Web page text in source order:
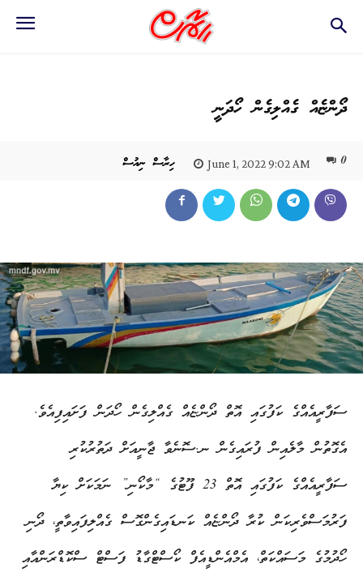
ދޯންޏެއް ގެއްލިގެން ހޯދަނީ
ހިރާސް ނިއުސް June 1, 2022 9:02 AM 0
ސަފާރީއެއްގެ ކަފުގައި އޮތް ދޯންޏެއް ގެއްލިގެން ހޯދަން ފަށައިފިއެވެ.
އެގޮތުން މާލެއިން ފުރައިގެން ނ.ސޮނެވާ ޖާނީއަށް ދަތުރުކުރި
ސަފާރީއެއްގެ ކަފުގައި އޮތް 23 ފޫޓުގެ “މާކޯނި” ނަމަކަށް ކިޔާ
ފަރުމަސްވެރިކަން ކުރާ ދޯންޏެއް ކަނޑައިގެންގޮސް ގެއްލިފައިވާތީ، ދޯނި
ހޯދުމުގެ މަސައްކަތް، އެމްއެންޑީއެފް ކޯސްޓްގާޑު ފަސްޓް ސްކޮޑްރަންއާއި